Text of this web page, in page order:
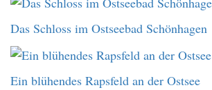
Das Schloss im Ostseebad Schönhagen
Ein blühendes Rapsfeld an der Ostsee